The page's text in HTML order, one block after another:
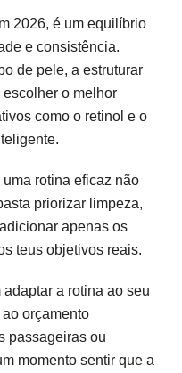
2026, é um equilíbrio
e consistência.
de pele, a estruturar
o melhor
como o retinol e o
rotina eficaz não
priorizar limpeza,
apenas os
teus objetivos reais.
a rotina ao seu
orçamento
passageiras ou
momento sentir que a